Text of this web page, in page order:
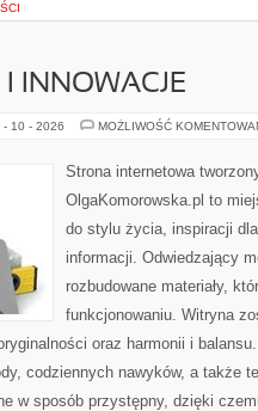
I INNOWACJE
- 10 - 2026 MOŻLIWOŚĆ
Strona internetowa
OlgaKomorowska.pl to
do stylu życia, inspiracji
informacji. Odwiedzający
rozbudowane materiały,
funkcjonowaniu. Witryna
oraz harmonii i
codziennych nawyków, a także
w sposób przystępny, dzięki